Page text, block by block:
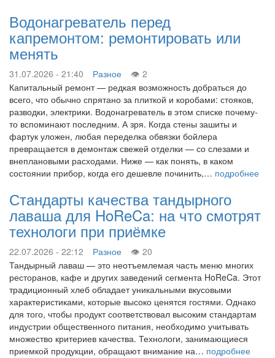
Водонагреватель перед
капремонтом: ремонтировать или
менять
31.07.2026 - 21:40 Разное
2
Капитальный ремонт — редкая возможность добраться до
всего, что обычно спрятано за плиткой и коробами: стояков,
разводки, электрики. Водонагреватель в этом списке почему-
то вспоминают последним. А зря. Когда стены зашиты и
фартук уложен, любая переделка обвязки бойлера
превращается в демонтаж свежей отделки — со слезами и
внеплановыми расходами. Ниже — как понять, в каком
состоянии прибор, когда его дешевле починить,… подробнее
Стандарты качества тандырного
лаваша для HoReCa: на что смотрят
технологи при приёмке
22.07.2026 - 22:12 Разное
20
Тандырный лаваш — это неотъемлемая часть меню многих
ресторанов, кафе и других заведений сегмента HoReCa. Этот
традиционный хлеб обладает уникальными вкусовыми
характеристиками, которые высоко ценятся гостями. Однако
для того, чтобы продукт соответствовал высоким стандартам
индустрии общественного питания, необходимо учитывать
множество критериев качества. Технологи, занимающиеся
приемкой продукции, обращают внимание на… подробнее